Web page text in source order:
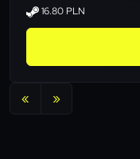
16.80 PLN
« »